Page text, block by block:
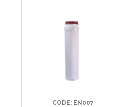
CODE: EN007